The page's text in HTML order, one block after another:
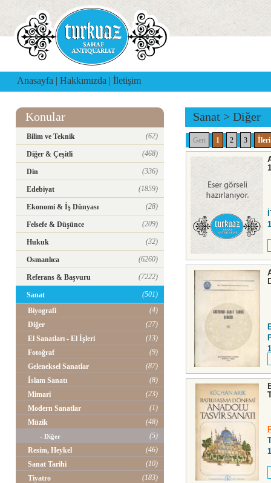
Anasayfa | Hakkımızda | İletişim
Konular
Bilim ve Teknik (62)
Diğer & Çeşitli (468)
Din (336)
Edebiyat (1859)
Ekonomi & İş Dünyası (28)
Felsefe & Düşünce (209)
Hukuk (32)
Osmanlıca (6260)
Referans & Başvuru (7222)
Sanat
(501)
Biyografi
(4)
Diğer
(27)
El Sanatları - El İşleri
(13)
Fotoğraf
(9)
Geleneksel Sanatlar
(87)
İslam Sanatı
(8)
Mimari
(23)
Modern Sanatlar
(1)
Müzik
(48)
- Diğer
(5)
Resim, Heykel
(46)
Sanat Tarihi
(10)
Tiyatro
(183)
Sanat > Diğer
Geri 1 2 3 İleri